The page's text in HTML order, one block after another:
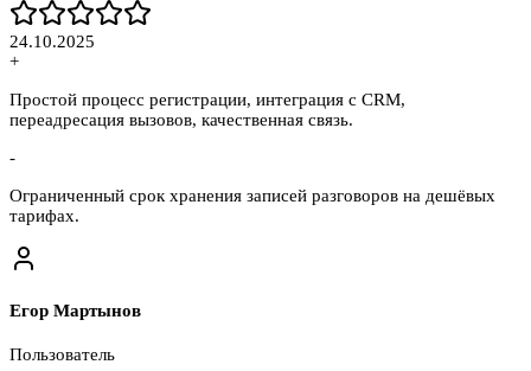
24.10.2025
+
Простой процесс регистрации, интеграция с CRM,
переадресация вызовов, качественная связь.
-
Ограниченный срок хранения записей разговоров на дешёвых
тарифах.
Егор Мартынов
Пользователь